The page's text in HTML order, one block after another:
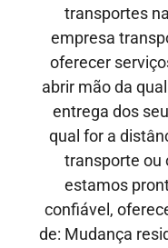
transportes
empresa
oferecer
abrir mão da
entrega dos
qual for a
transporte ou
estamos
confiável,
de: Mudança